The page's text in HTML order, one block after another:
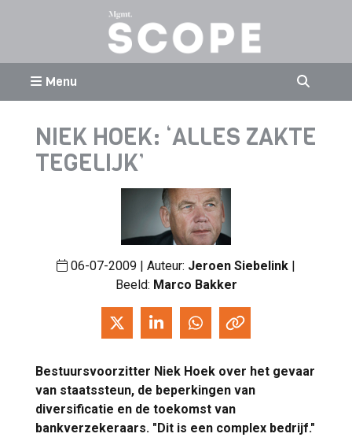
Menu
NIEK HOEK: ‘ALLES ZAKTE
TEGELIJK’
06-07-2009 | Auteur: Jeroen Siebelink |
Beeld: Marco Bakker
Bestuursvoorzitter Niek Hoek over het gevaar
van staatssteun, de beperkingen van
diversificatie en de toekomst van
bankverzekeraars. "Dit is een complex bedrijf."